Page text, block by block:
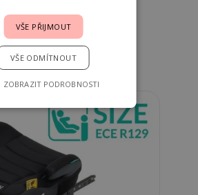
VŠE PŘIJMOUT
VŠE ODMÍTNOUT
ZOBRAZIT PODROBNOSTI